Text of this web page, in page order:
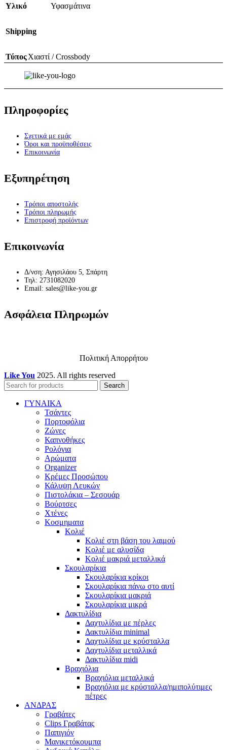
Υλικό Υφασμάτινα
Shipping
ΤύποςΧιαστί / Crossbody
Πληροφορίες
Σχετικά με εμάς
Όροι και προϋποθέσεις
Επικοινωνία
Εξυπηρέτηση
Τρόποι αποστολής
Τρόποι πληρωμής
Επιστροφή προϊόντων
Επικοινωνία
Δ/νση: Αγησιλάου 5, Σπάρτη
Τηλ: 2731082020
Email: sales@like-you.gr
Ασφάλεια Πληρωμών
Πολιτική Απορρήτου
Like You 2025. All rights reserved
Search
ΓΥΝΑΙΚΑ
Τσάντες
Πορτοφόλια
Ζώνες
Καπνοθήκες
Ρολόγια
Αρώματα
Organizer
Κρέμες Προσώπου
Κάλυψη Λευκών
Πιστολάκια – Σεσουάρ
Βούρτσες
Χτένες
Κοσμηματα
Κολιέ
Κολιέ στη βάση του λαιμού
Κολιέ με αλυσίδα
Κολιέ μακριά μεταλλικά
Σκουλαρίκια
Σκουλαρίκια κρίκοι
Σκουλαρίκια πάνω στο αυτί
Σκουλαρίκια μακριά
Σκουλαρίκια μικρά
Δακτυλίδια
Δαχτυλίδια με πέρλες
Δακτυλίδια minimal
Δαχτυλίδια με κρύσταλλα
Δαχτυλίδια μεταλλικά
Δακτυλίδια midi
Βραχιόλια
Βραχιόλια μεταλλικά
Βραχιόλια με κρύσταλλα/ημιπολύτιμες
πέτρες
ΑΝΔΡΑΣ
Γραβάτες
Clips Γραβάτας
Παπιγιόν
Μανικετόκουμπα